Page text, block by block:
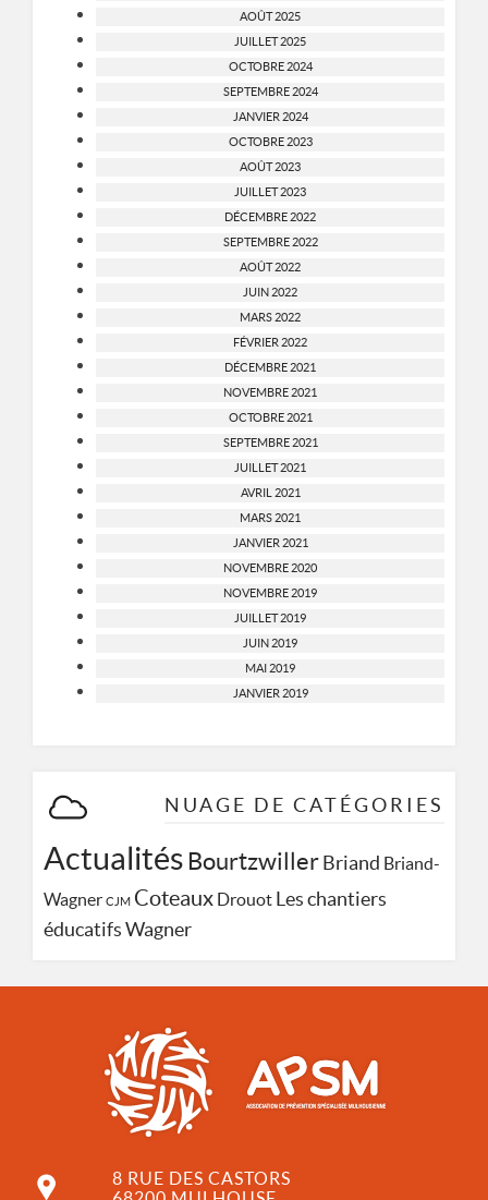
AOÛT 2025
JUILLET 2025
OCTOBRE 2024
SEPTEMBRE 2024
JANVIER 2024
OCTOBRE 2023
AOÛT 2023
JUILLET 2023
DÉCEMBRE 2022
SEPTEMBRE 2022
AOÛT 2022
JUIN 2022
MARS 2022
FÉVRIER 2022
DÉCEMBRE 2021
NOVEMBRE 2021
OCTOBRE 2021
SEPTEMBRE 2021
JUILLET 2021
AVRIL 2021
MARS 2021
JANVIER 2021
NOVEMBRE 2020
NOVEMBRE 2019
JUILLET 2019
JUIN 2019
MAI 2019
JANVIER 2019
NUAGE DE CATÉGORIES
Actualités Bourtzwiller Briand Briand-
Wagner CJM Coteaux Drouot Les chantiers
éducatifs Wagner
8 RUE DES CASTORS